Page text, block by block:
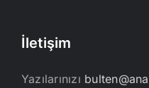
İletişim
Yazılarınızı